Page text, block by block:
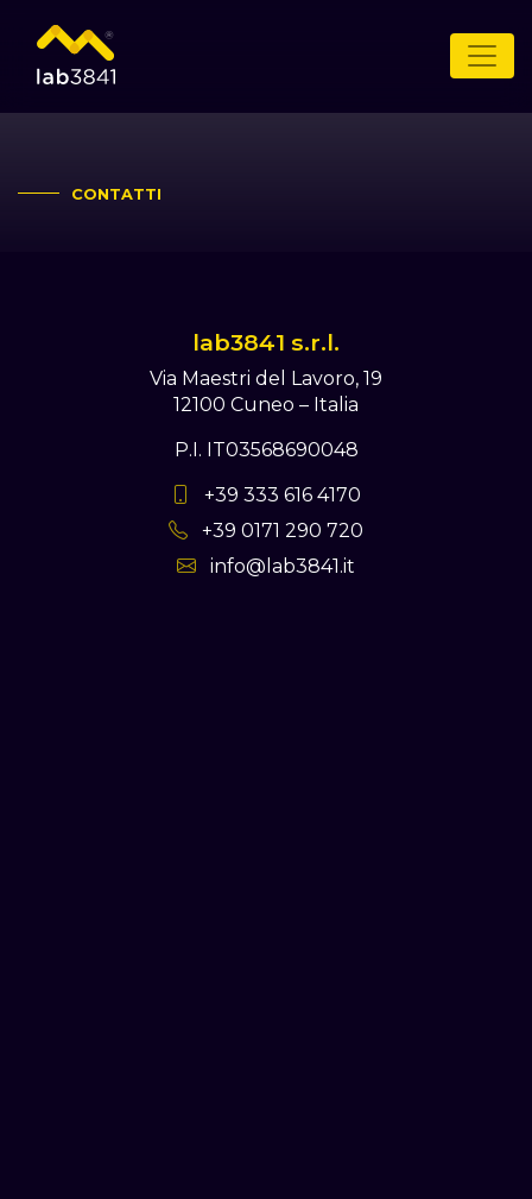
CONTATTI
lab3841 s.r.l.
Via Maestri del Lavoro, 19
12100 Cuneo – Italia
P.I. IT03568690048
+39 333 616 4170
+39 0171 290 720
info@lab3841.it